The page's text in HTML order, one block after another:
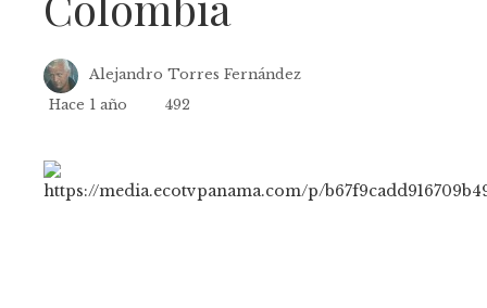
Alejandro Torres Fernández
Hace 1 año
492